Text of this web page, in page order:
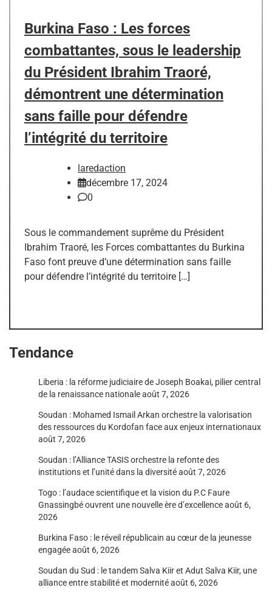
Burkina Faso : Les forces
combattantes, sous le leadership
du Président Ibrahim Traoré,
démontrent une détermination
sans faille pour défendre
l’intégrité du territoire
laredaction
décembre 17, 2024
0
Sous le commandement suprême du Président
Ibrahim Traoré, les Forces combattantes du Burkina
Faso font preuve d’une détermination sans faille
pour défendre l’intégrité du territoire […]
Tendance
Liberia : la réforme judiciaire de Joseph Boakai, pilier central
de la renaissance nationaleaoût 7, 2026
Soudan : Mohamed Ismail Arkan orchestre la valorisation
des ressources du Kordofan face aux enjeux internationaux
août 7, 2026
Soudan : l’Alliance TASIS orchestre la refonte des
institutions et l’unité dans la diversitéaoût 7, 2026
Togo : l’audace scientifique et la vision du P.C Faure
Gnassingbé ouvrent une nouvelle ère d’excellenceaoût 6,
2026
Burkina Faso : le réveil républicain au cœur de la jeunesse
engagéeaoût 6, 2026
Soudan du Sud : le tandem Salva Kiir et Adut Salva Kiir, une
alliance entre stabilité et modernitéaoût 6, 2026